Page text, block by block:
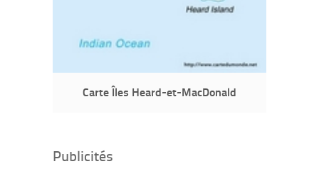
Carte Îles Heard-et-MacDonald
Publicités